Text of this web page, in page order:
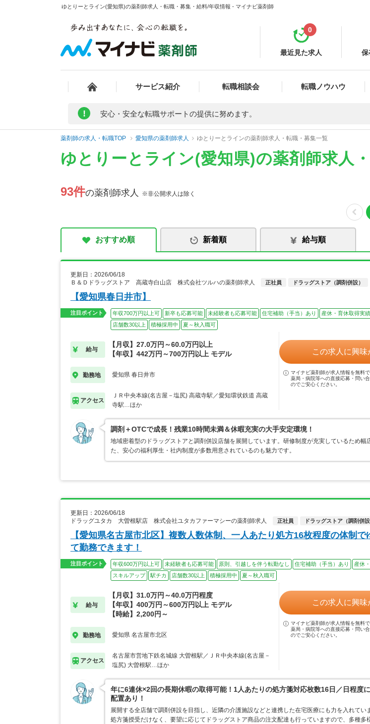
ゆとりーとライン(愛知県)の薬剤師求人・転職・募集・給料/年収情報 - マイナビ薬剤師
最近見た求人
0
保
サービス紹介 転職相談会 転職ノウハウ
! 安心・安全な転職サポートの提供に努めます。
薬剤師の求人・転職TOP 愛知県の薬剤師求人 ゆとりーとラインの薬剤師求人・転職・募集一覧
ゆとりーとライン(愛知県)の薬剤師求人
93件の薬剤師求人 ※非公開求人は除く
おすすめ順 新着順 給与順
更新日：2026/06/18
Ｂ＆Ｄドラッグストア 高蔵寺白山店 株式会社ツルハの薬剤師求人
正社員 ドラッグストア（調剤併設）
【愛知県春日井市】
注目ポイント 年収700万円以上可 新卒も応募可能 未経験者も応募可能 住宅補助（手当）あり 産休・育休取得実
店舗数30以上
積極採用中 夏～秋入職可
給与
【月収】27.0万円～60.0万円以上
【年収】442万円～700万円以上 モデル
勤務地 愛知県 春日井市
アクセス
ＪＲ中央本線(名古屋－塩尻) 高蔵寺駅／愛知環状鉄道 高蔵
寺駅…ほか
この求人に興味
マイナビ薬剤師が求人情報を無料で
薬局・病院等への直接応募・問い
のでご安心ください。
調剤＋OTCで成長！残業10時間未満＆休暇充実の大手安定環境！
地域密着型のドラッグストアと調剤併設店舗を展開しています。研修制度が充実しているため幅
た、安心の福利厚生・社内制度が多数用意されているのも魅力です。
更新日：2026/06/18
ドラッグユタカ 大曽根駅店 株式会社ユタカファーマシーの薬剤師求人
正社員 ドラッグストア（調剤併設
【愛知県名古屋市北区】複数人数体制、一人あたり処方16枚程度の体制で
て勤務できます！
注目ポイント 年収600万円以上可 未経験者も応募可能 原則、引越しを伴う転勤なし 住宅補助（手当）あり
産休
スキルアップ
駅チカ 店舗数30以上 積極採用中 夏～秋入職可
給与
【月収】31.0万円～40.0万円程度
【年収】400万円～600万円以上 モデル
【時給】2,200円～
勤務地 愛知県 名古屋市北区
アクセス
名古屋市営地下鉄名城線 大曽根駅／ＪＲ中央本線(名古屋－
塩尻) 大曽根駅…ほか
この求人に興味
マイナビ薬剤師が求人情報を無料で
薬局・病院等への直接応募・問い
のでご安心ください。
年に6連休×2回の長期休暇の取得可能！1人あたりの処方箋対応枚数16日／日程度
配置あり！
展開する全店舗で調剤併設を目指し、近隣の介護施設などと連携した在宅医療にも力を入れてい
処方箋授受だけなく、要望に応じてドラッグストア商品の注文配達も行っていますので、多種多